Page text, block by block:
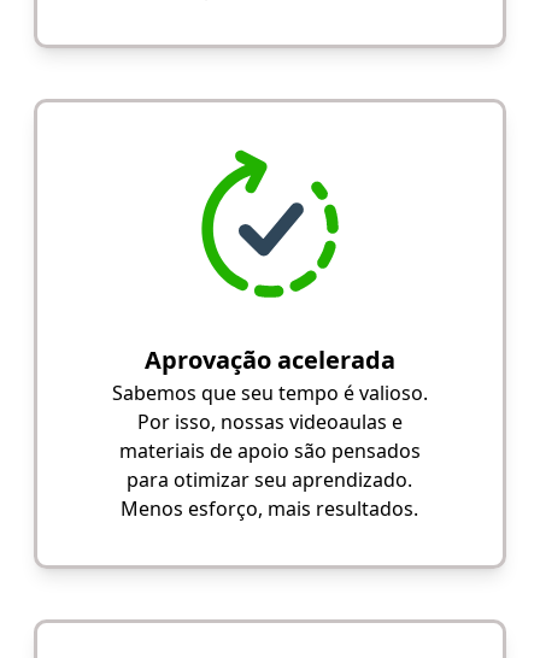
Aprovação acelerada
Sabemos que seu tempo é valioso.
Por isso, nossas videoaulas e
materiais de apoio são pensados
para otimizar seu aprendizado.
Menos esforço, mais resultados.